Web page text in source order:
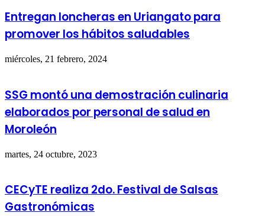
Entregan loncheras en Uriangato para
promover los hábitos saludables
miércoles, 21 febrero, 2024
SSG montó una demostración culinaria
elaborados por personal de salud en
Moroleón
martes, 24 octubre, 2023
CECyTE realiza 2do. Festival de Salsas
Gastronómicas